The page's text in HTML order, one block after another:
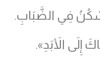
فِي الضَّبَابِ.
إِلَى الأَبَدِ».